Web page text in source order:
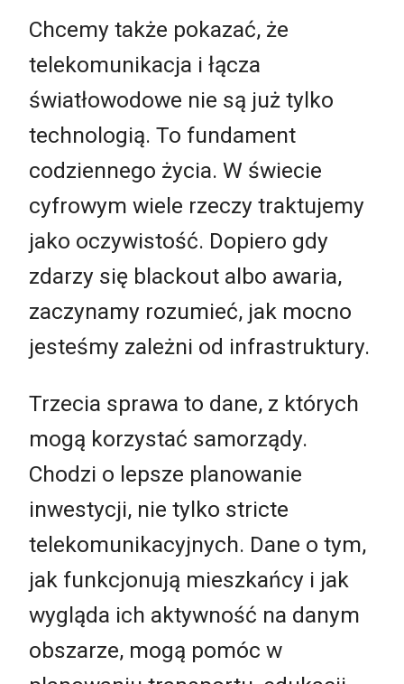
Chcemy także pokazać, że
telekomunikacja i łącza
światłowodowe nie są już tylko
technologią. To fundament
codziennego życia. W świecie
cyfrowym wiele rzeczy traktujemy
jako oczywistość. Dopiero gdy
zdarzy się blackout albo awaria,
zaczynamy rozumieć, jak mocno
jesteśmy zależni od infrastruktury.
Trzecia sprawa to dane, z których
mogą korzystać samorządy.
Chodzi o lepsze planowanie
inwestycji, nie tylko stricte
telekomunikacyjnych. Dane o tym,
jak funkcjonują mieszkańcy i jak
wygląda ich aktywność na danym
obszarze, mogą pomóc w